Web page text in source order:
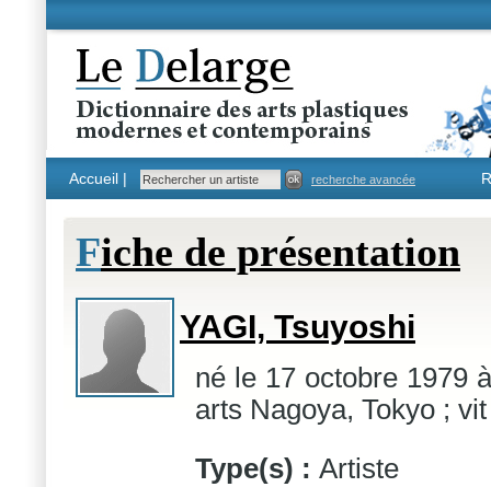
Accueil | recherche avancée
Fiche de présentation
YAGI, Tsuyoshi
né le 17 octobre 1979
arts Nagoya, Tokyo ;
Type(s) : Artiste